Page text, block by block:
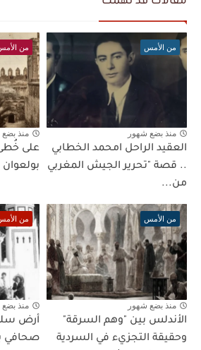
من الأمس
منذ بضع شهور
العقيد الراحل امحمد الخطابي
.. قصة "تحرير الجيش المغربي
من...
من
منذ
على
من الأمس
منذ بضع شهور
الأندلس بين "وهم السرقة"
وحقيقة التجزيء في السردية
من
منذ بضع
أرض
صحافي